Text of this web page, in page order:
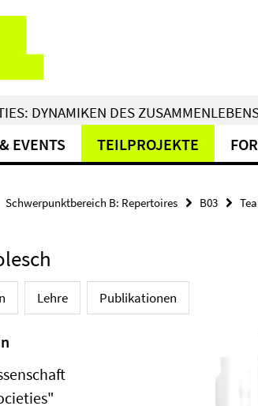
DYNAMIKEN DES
EVENTS TEILPROJEKTE
Schwerpunktbereich B: Repertoires B03
Lehre Publikationen